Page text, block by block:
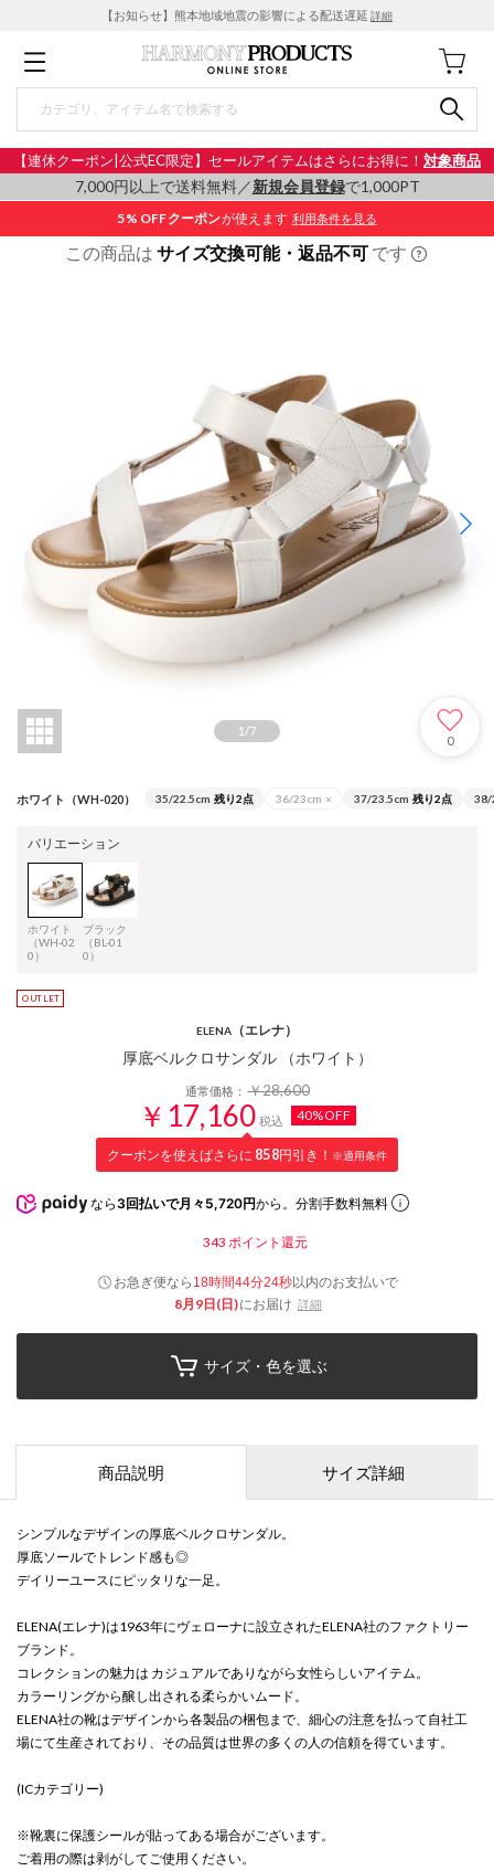
【お知らせ】熊本地域地震の影響による配送遅延 詳細
【連休クーポン|公式EC限定】セールアイテムはさらにお得に！ 対象商品
7,000円以上で送料無料／新規会員登録で1,000PT
5% OFFクーポンが使えます 利用条件を見る
この商品は サイズ交換可能・返品不可 です
1/7
0
ホワイト（WH-020） 35/22.5cm 残り2点 36/23cm × 37/23.5cm 残り2点 38/
バリエーション
ホワイト
（WH-02
0）
ブラック
（BL-01
0）
ELENA （エレナ）
厚底ベルクロサンダル （ホワイト）
通常価格：￥28,600
￥17,160 税込 40%OFF
クーポンを使えばさらに 858円引き！ ※適用条件
なら 3回払いで月々5,720円から。分割手数料無料
343 ポイント還元
お急ぎ便なら 18時間44分23秒以内のお支払いで
8月9日(日)にお届け 詳細
サイズ・色を選ぶ
商品説明 サイズ詳細
シンプルなデザインの厚底ベルクロサンダル。
厚底ソールでトレンド感も◎
デイリーユースにピッタリな一足。
ELENA(エレナ)は1963年にヴェローナに設立されたELENA社のファクトリー
ブランド。
コレクションの魅力は カジュアルでありながら女性らしいアイテム。
カラーリングから醸し出される柔らかいムード。
ELENA社の靴はデザインから各製品の梱包まで、細心の注意を払って自社工
場にて生産されており、その品質は世界の多くの人の信頼を得ています。
(ICカテゴリー)
※靴裏に保護シールが貼ってある場合がございます。
ご着用の際は剥がしてご使用ください。